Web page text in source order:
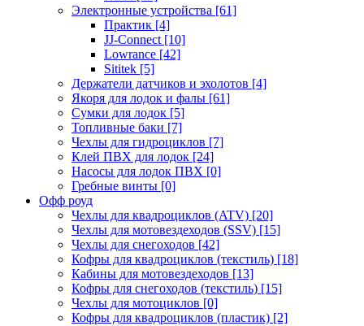
Электронные устройства [61]
Практик [4]
JJ-Connect [10]
Lowrance [42]
Sititek [5]
Держатели датчиков и эхолотов [4]
Якоря для лодок и фалы [61]
Сумки для лодок [5]
Топливные баки [7]
Чехлы для гидроциклов [7]
Клей ПВХ для лодок [24]
Насосы для лодок ПВХ [0]
Гребные винты [0]
Офф роуд
Чехлы для квадроциклов (ATV) [20]
Чехлы для мотовездеходов (SSV) [15]
Чехлы для снегоходов [42]
Кофры для квадроциклов (текстиль) [18]
Кабины для мотовездеходов [13]
Кофры для снегоходов (текстиль) [15]
Чехлы для мотоциклов [0]
Кофры для квадроциклов (пластик) [2]